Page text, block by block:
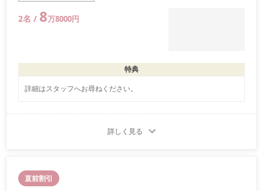
2名 / 8万8000円
特典
詳細はスタッフへお尋ねください。
詳しく見る
直前割引